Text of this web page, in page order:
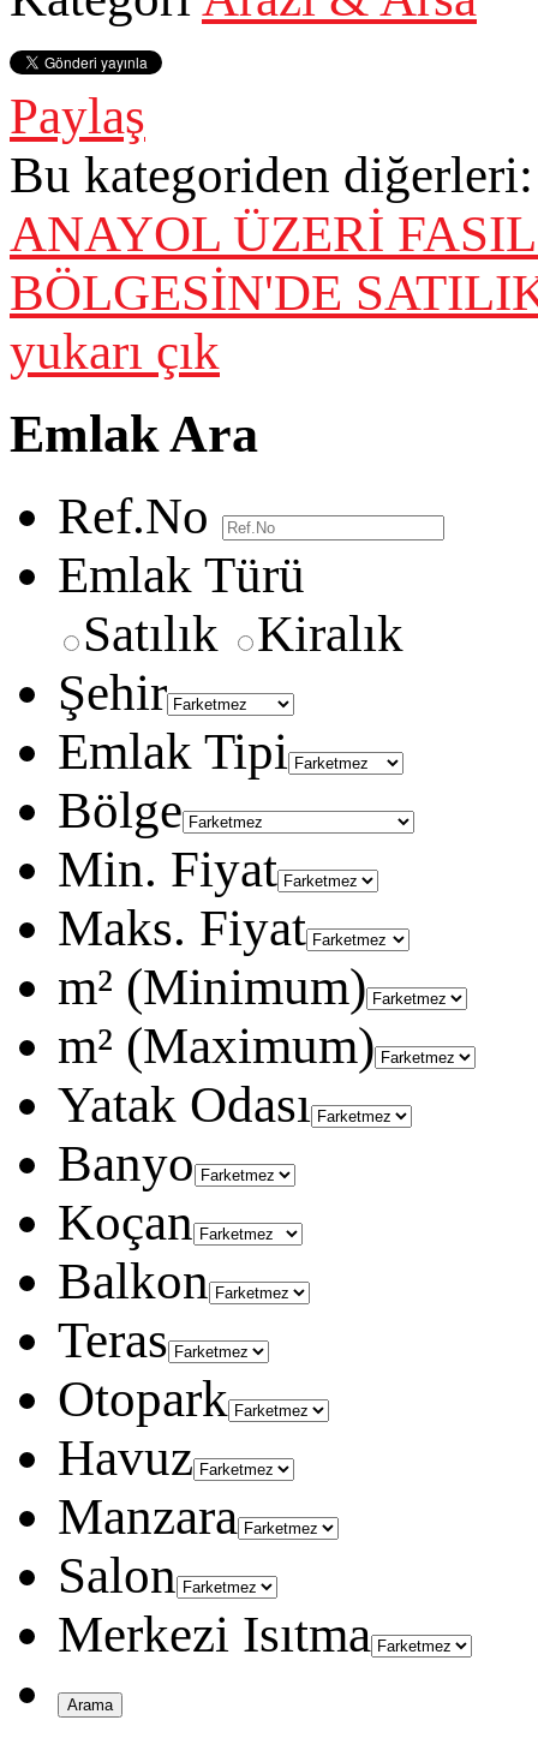
Paylaş
Bu kategoriden diğerleri:
ANAYOL ÜZERİ
BÖLGESİN'DE
yukarı çık
Emlak Ara
Ref.No
Emlak Türü
Satılık
Kiralık
Şehir
Emlak Tipi
Bölge
Min. Fiyat
Maks. Fiyat
m² (Minimum)
m² (Maximum)
Yatak Odası
Banyo
Koçan
Balkon
Teras
Otopark
Havuz
Manzara
Salon
Merkezi Isıtma